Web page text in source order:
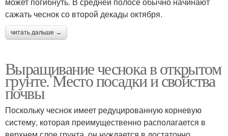
сажать чеснок со второй декады октября.
читать дальше →
Выращивание чеснока в открытом
грунте. Место посадки и свойства
почвы
Поскольку чеснок имеет редуцированную корневую
систему, которая преимущественно располагается в